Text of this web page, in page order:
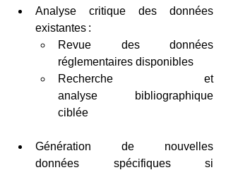
Analyse critique des données
existantes :
Revue des données
réglementaires disponibles
Recherche et
analyse bibliographique
ciblée
Génération de nouvelles
données spécifiques si